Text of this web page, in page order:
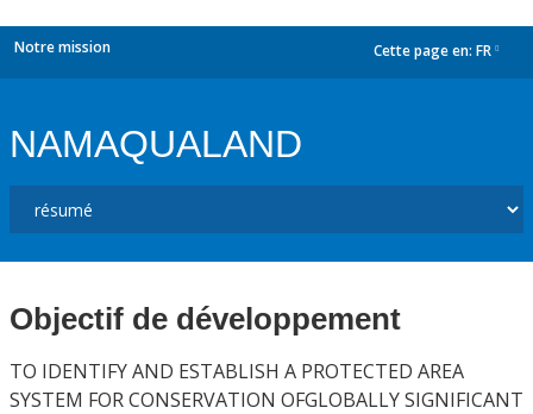
Notre mission Cette page en: FR
NAMAQUALAND
Objectif de développement
TO IDENTIFY AND ESTABLISH A PROTECTED AREA
SYSTEM FOR CONSERVATION OFGLOBALLY SIGNIFICANT